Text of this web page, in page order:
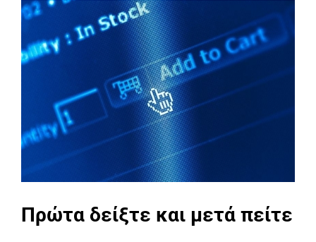
Πρώτα δείξτε και μετά πείτε